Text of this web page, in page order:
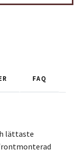
FAQ
lättaste